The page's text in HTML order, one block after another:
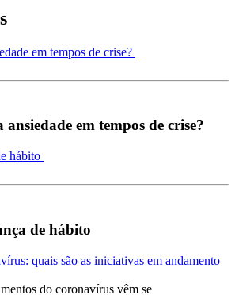
em tempos de crise?
em tempos de crise?
hábito
de hábito
quais são as iniciativas em andamento